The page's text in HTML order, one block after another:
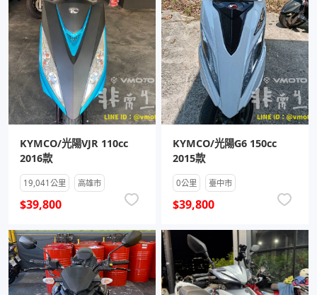
KYMCO/光陽VJR 110cc
2016款
19,041公里 高雄市
$39,800
KYMCO/光陽G6 150cc
2015款
0公里 臺中市
$39,800